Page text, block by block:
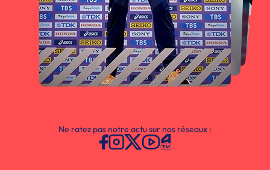
Ne ratez pas notre actu sur nos réseaux :